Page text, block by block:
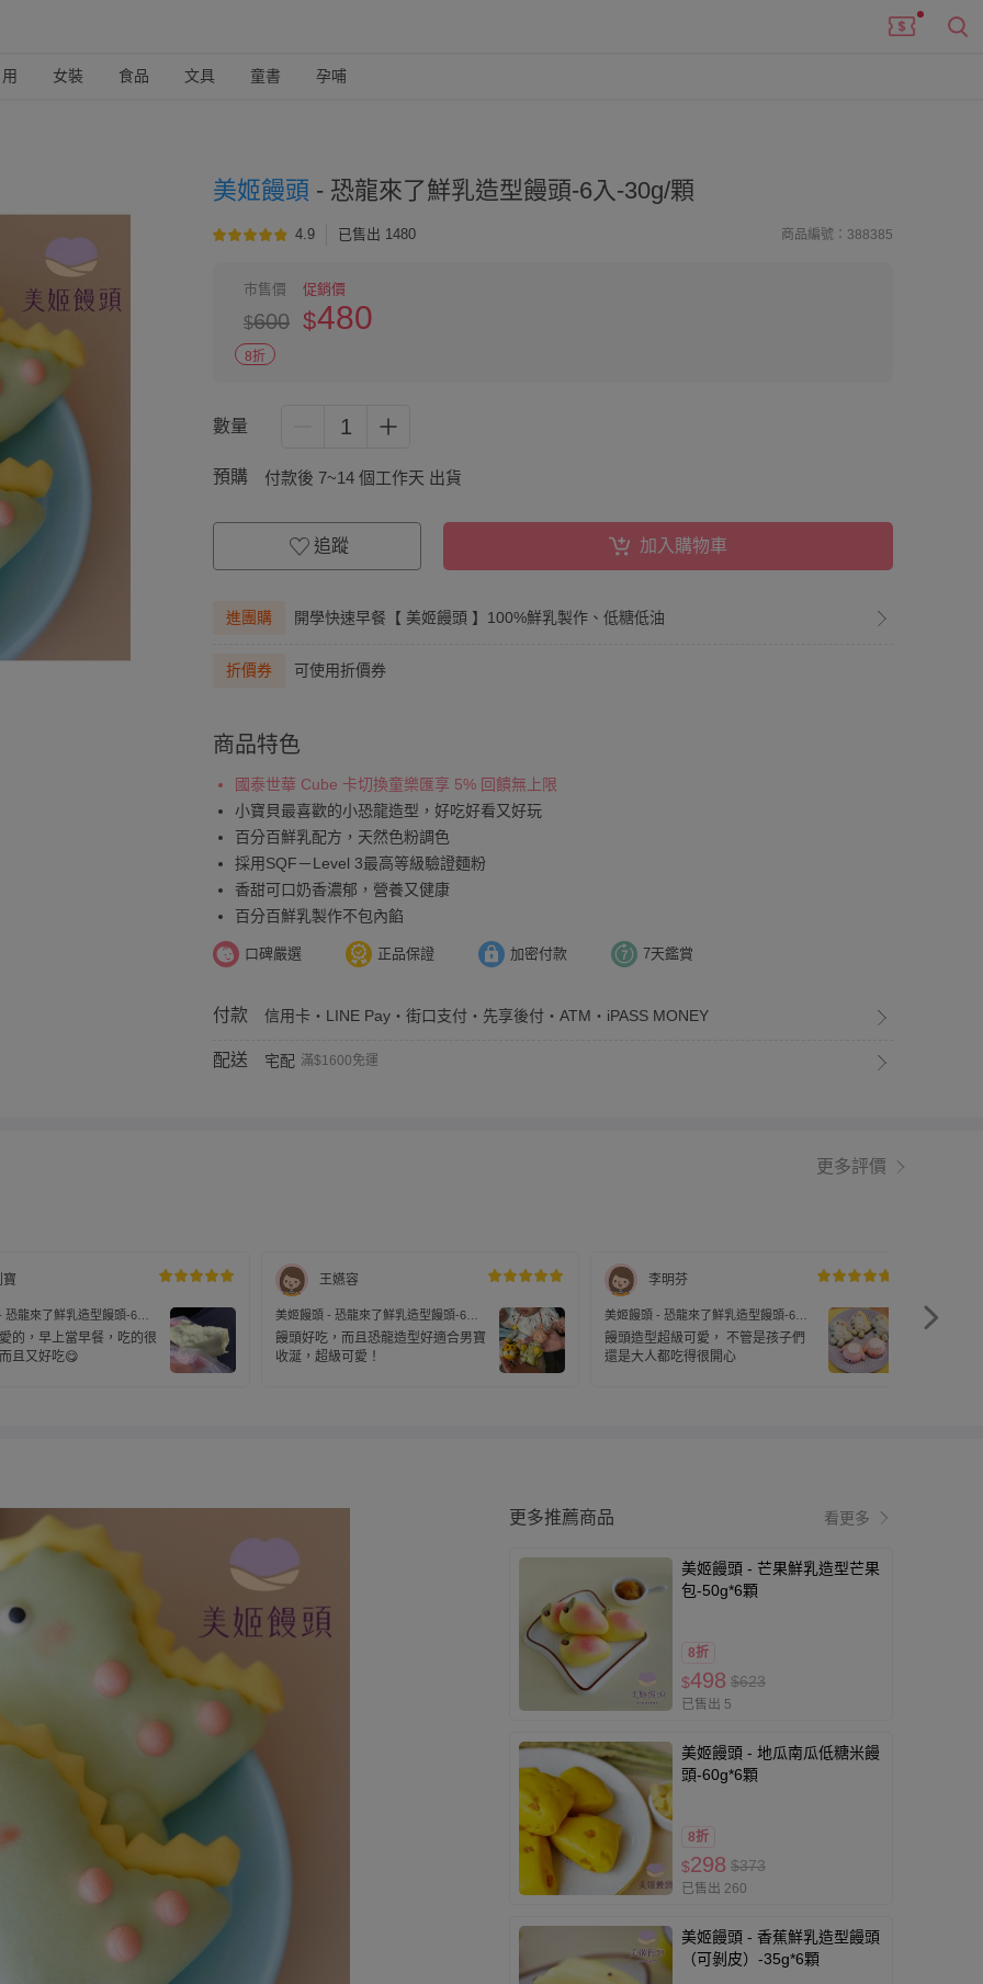
女裝 食品 文具 童書 孕哺
美姬饅頭 - 恐龍來了鮮乳造型饅頭-6入-30g/顆
4.9 已售出 1480 商品編號：388385
市售價
$600
促銷價
$480
8折
數量 1
預購 付款後 7~14 個工作天 出貨
追蹤 加入購物車
進團購 開學快速早餐【 美姬饅頭 】100%鮮乳製作、低糖低油
折價券 可使用折價券
商品特色
國泰世華 Cube 卡切換童樂匯享 5% 回饋無上限
小寶貝最喜歡的小恐龍造型，好吃好看又好玩
百分百鮮乳配方，天然色粉調色
採用SQF－Level 3最高等級驗證麵粉
香甜可口奶香濃郁，營養又健康
百分百鮮乳製作不包內餡
口碑嚴選 正品保證 加密付款 7天鑑賞
付款 信用卡・LINE Pay・街口支付・先享後付・ATM・iPASS MONEY
配送 宅配 滿$1600免運
更多評價
寶
恐龍來了鮮乳造型饅頭-6
的，早上當早餐，吃的很
且又好吃😋
王嬿容
美姬饅頭 - 恐龍來了鮮乳造型饅頭-6
入-30g/顆
饅頭好吃，而且恐龍造型好適合男寶
收涎，超級可愛！
李明芬
美姬饅頭 - 恐龍來了鮮乳造型饅頭-6
入-30g/顆
饅頭造型超級可愛， 不管是孩子們
還是大人都吃得很開心
美姬饅
更多推薦商品 看更多
美姬饅頭 - 芒果鮮乳造型芒果
包-50g*6顆
8折
$498 $623
已售出 5
美姬饅頭 - 地瓜南瓜低糖米饅
頭-60g*6顆
8折
$298 $373
已售出 260
美姬饅頭 - 香蕉鮮乳造型饅頭
（可剝皮）-35g*6顆